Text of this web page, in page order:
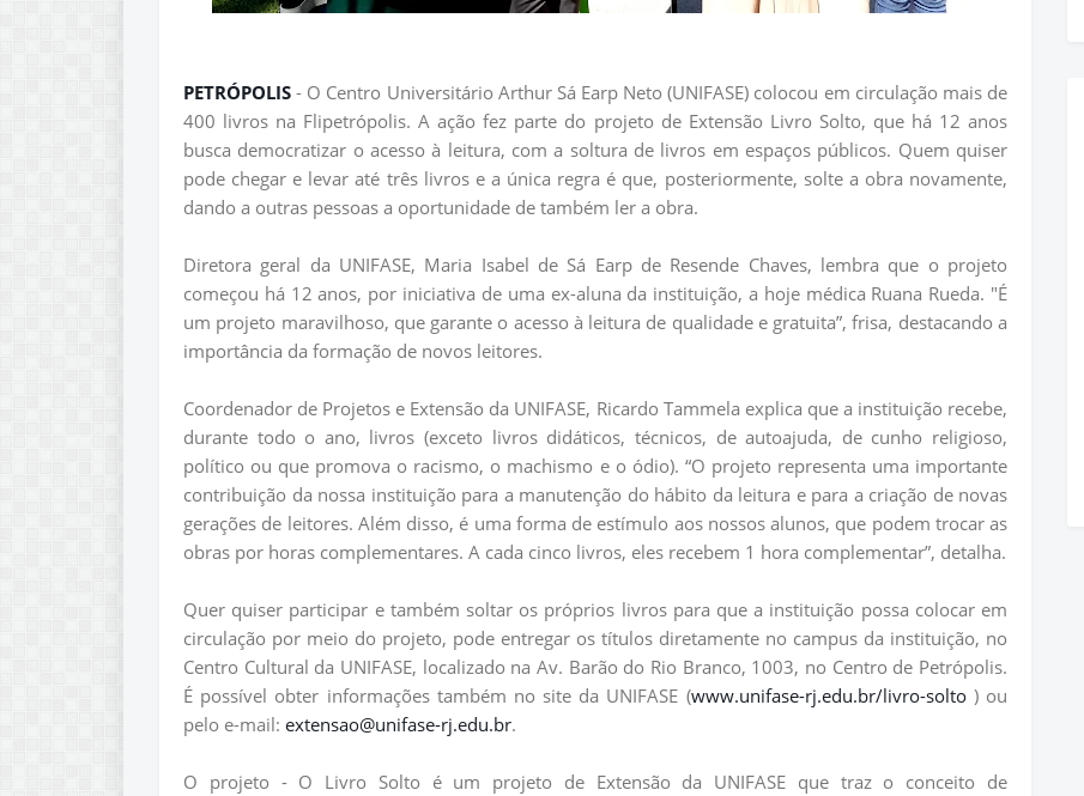
PETRÓPOLIS - O Centro Universitário Arthur Sá Earp Neto (UNIFASE) colocou em circulação mais de
400 livros na Flipetrópolis. A ação fez parte do projeto de Extensão Livro Solto, que há 12 anos
busca democratizar o acesso à leitura, com a soltura de livros em espaços públicos. Quem quiser
pode chegar e levar até três livros e a única regra é que, posteriormente, solte a obra novamente,
dando a outras pessoas a oportunidade de também ler a obra.
Diretora geral da UNIFASE, Maria Isabel de Sá Earp de Resende Chaves, lembra que o projeto
começou há 12 anos, por iniciativa de uma ex-aluna da instituição, a hoje médica Ruana Rueda. "É
um projeto maravilhoso, que garante o acesso à leitura de qualidade e gratuita”, frisa, destacando a
importância da formação de novos leitores.
Coordenador de Projetos e Extensão da UNIFASE, Ricardo Tammela explica que a instituição recebe,
durante todo o ano, livros (exceto livros didáticos, técnicos, de autoajuda, de cunho religioso,
político ou que promova o racismo, o machismo e o ódio). “O projeto representa uma importante
contribuição da nossa instituição para a manutenção do hábito da leitura e para a criação de novas
gerações de leitores. Além disso, é uma forma de estímulo aos nossos alunos, que podem trocar as
obras por horas complementares. A cada cinco livros, eles recebem 1 hora complementar”, detalha.
Quer quiser participar e também soltar os próprios livros para que a instituição possa colocar em
circulação por meio do projeto, pode entregar os títulos diretamente no campus da instituição, no
Centro Cultural da UNIFASE, localizado na Av. Barão do Rio Branco, 1003, no Centro de Petrópolis.
É possível obter informações também no site da UNIFASE (www.unifase-rj.edu.br/livro-solto) ou
pelo e-mail: extensao@unifase-rj.edu.br.
O projeto - O Livro Solto é um projeto de Extensão da UNIFASE que traz o conceito de